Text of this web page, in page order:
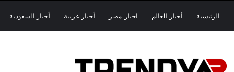
الرئيسية أخبار العالم اخبار مصر أخبار عربية أخبار السعودية